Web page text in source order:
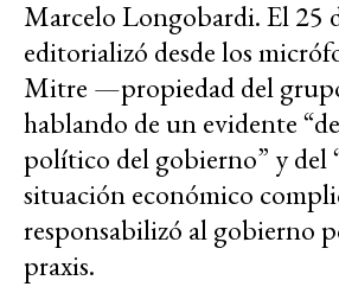
Marcelo Longobardi. El 25
editorializó desde los
Mitre —propiedad del
hablando de un evidente
político del gobierno” y del
situación económico
responsabilizó al gobierno
praxis.